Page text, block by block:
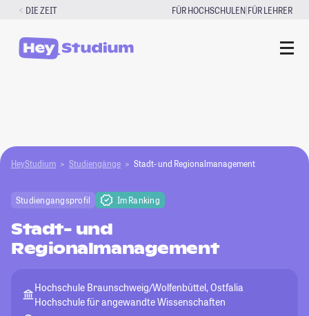
Zum
springen
DIE ZEIT FÜR HOCHSCHULEN|FÜR LEHRER
HeyStudium Studiengänge Stadt- und Regionalmanagement
Studiengangsprofil Im Ranking
Stadt- und
Regionalmanagement
Hochschule Braunschweig/Wolfenbüttel, Ostfalia
Hochschule für angewandte Wissenschaften